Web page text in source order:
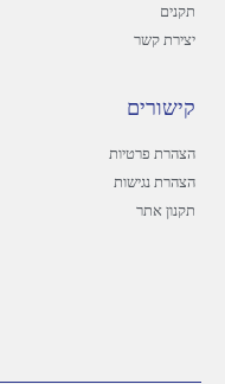
תקנים
יצירת קשר
קישורים
הצהרת פרטיות
הצהרת נגישות
תקנון אתר